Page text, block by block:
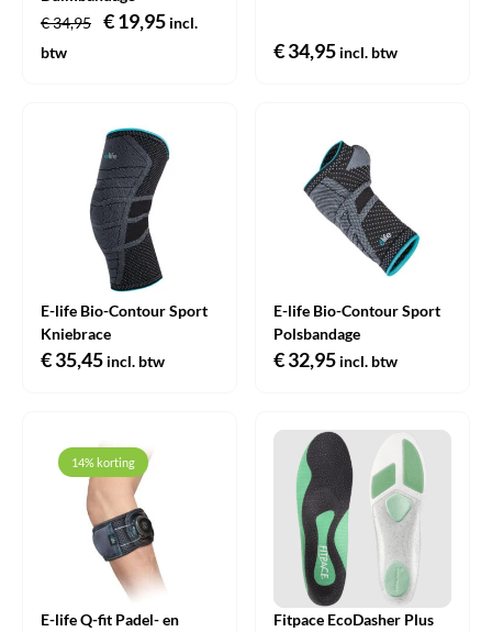
€34,95
Oorspronkelijke
€19,95Huidige
incl.
btw
€34,95 incl. btw
E-life Bio-Contour Sport
Kniebrace
€35,45 incl. btw
E-life Bio-Contour Sport
Polsbandage
€32,95 incl. btw
14% korting
E-life Q-fit Padel- en
Fitpace EcoDasher Plus